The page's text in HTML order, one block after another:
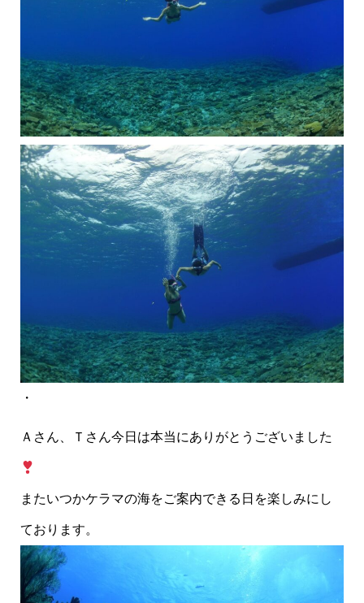
・
Ａさん、Ｔさん今日は本当にありがとうございました
またいつかケラマの海をご案内できる日を楽しみにし
ております。